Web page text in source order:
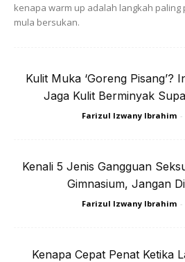
Ads
kenapa warm up adalah langkah paling
mula bersukan.
Kulit Muka ‘Goreng Pisang’?
Jaga Kulit Berminyak
Farizul Izwany Ibrahim -
Kenali 5 Jenis Gangguan
Gimnasium, Jangan
Farizul Izwany Ibrahim -
Kenapa Cepat Penat Ketika